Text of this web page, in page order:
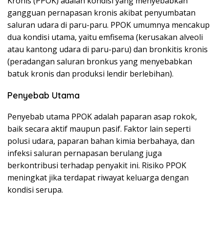
gangguan pernapasan kronis akibat penyumbatan
saluran udara di paru-paru. PPOK umumnya mencakup
dua kondisi utama, yaitu emfisema (kerusakan alveoli
atau kantong udara di paru-paru) dan bronkitis kronis
(peradangan saluran bronkus yang menyebabkan
batuk kronis dan produksi lendir berlebihan).
Penyebab Utama
Penyebab utama PPOK adalah paparan asap rokok,
baik secara aktif maupun pasif. Faktor lain seperti
polusi udara, paparan bahan kimia berbahaya, dan
infeksi saluran pernapasan berulang juga
berkontribusi terhadap penyakit ini. Risiko PPOK
meningkat jika terdapat riwayat keluarga dengan
kondisi serupa.